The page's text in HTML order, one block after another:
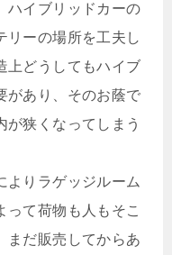
ハイブリッドカーの
リーの場所を工夫し
上どうしてもハイブ
があり、そのお蔭で
が狭くなってしまう
よりラゲッジルーム
って荷物も人もそこ
まだ販売してからあ